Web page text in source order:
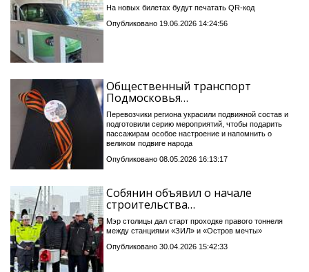
На новых билетах будут печатать QR-код
Опубликовано 19.06.2026 14:24:56
Общественный транспорт
Подмосковья…
Перевозчики региона украсили подвижной состав и
подготовили серию мероприятий, чтобы подарить
пассажирам особое настроение и напомнить о
великом подвиге народа
Опубликовано 08.05.2026 16:13:17
Собянин объявил о начале
строительства…
Мэр столицы дал старт проходке правого тоннеля
между станциями «ЗИЛ» и «Остров мечты»
Опубликовано 30.04.2026 15:42:33